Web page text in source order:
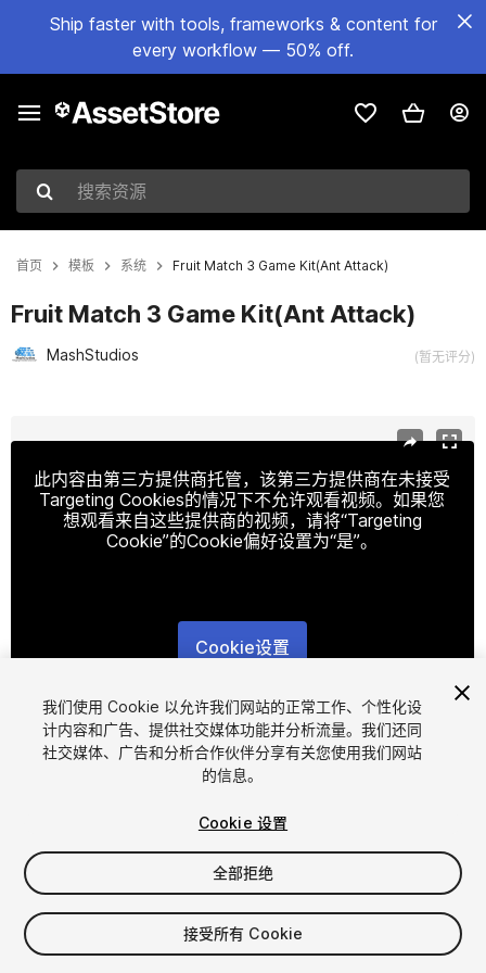
Ship faster with tools, frameworks & content for
every workflow — 50% off.
搜索资源
首页 模板 系统 Fruit Match 3 Game Kit(Ant Attack)
Fruit Match 3 Game Kit(Ant Attack)
MashStudios (暂无评分)
此内容由第三方提供商托管，该第三方提供商在未接受
Targeting Cookies的情况下不允许观看视频。如果您
想观看来自这些提供商的视频，请将“Targeting
Cookie”的Cookie偏好设置为“是”。
Cookie设置
1/9
$35.99
增值税将在结算时计算
我们使用 Cookie 以允许我们网站的正常工作、个性化设
计内容和广告、提供社交媒体功能并分析流量。我们还同
社交媒体、广告和分析合作伙伴分享有关您使用我们网站
的信息。
Cookie 设置
全部拒绝
接受所有 Cookie